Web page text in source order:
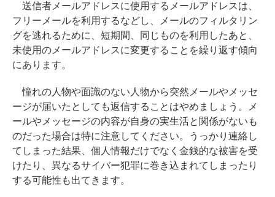
送信者メールアドレスに使用するメールアドレスは、
フリーメールを利用するなどし、メールのフィルタリン
グを逃れるために、短期間、同じものを利用したあと、
未使用のメールアドレスに変更することを繰り返す傾向
にあります。
憧れの人物や面識のない人物から突然メールやメッセ
ージが届いたとしても返信することはやめましょう。メ
ールやメッセージの内容が自身の実生活と関係がないも
のだった場合は特に注意してください。うっかり連絡し
てしまった結果、個人情報だけでなく金銭的な被害を受
けたり、異なるサイバー犯罪に巻き込まれてしまったり
する可能性も出てきます。